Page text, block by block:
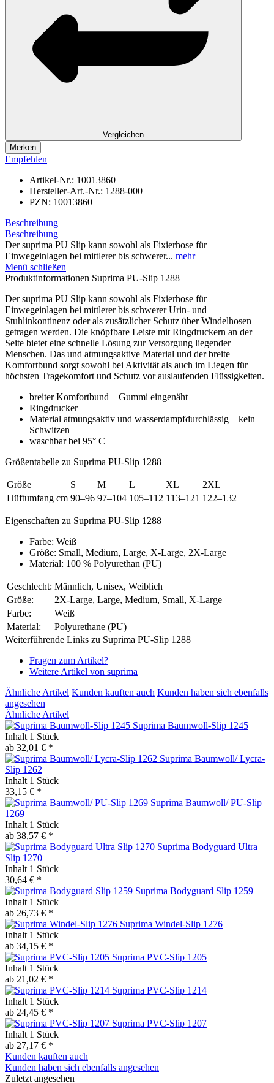
Vergleichen
Merken
Empfehlen
Artikel-Nr.: 10013860
Hersteller-Art.-Nr.: 1288-000
PZN: 10013860
Beschreibung
Beschreibung
Der suprima PU Slip kann sowohl als Fixierhose für
Einwegeinlagen bei mittlerer bis schwerer... mehr
Menü schließen
Produktinformationen Suprima PU-Slip 1288
Der suprima PU Slip kann sowohl als Fixierhose für
Einwegeinlagen bei mittlerer bis schwerer Urin- und
Stuhlinkontinenz oder als zusätzlicher Schutz über Windelhosen
getragen werden. Die knöpfbare Leiste mit Ringdruckern an der
Seite bietet eine schnelle Lösung zur Versorgung liegender
Menschen. Das und atmungsaktive Material und der breite
Komfortbund sorgt sowohl bei Aktivität als auch im Liegen für
höchsten Tragekomfort und Schutz vor auslaufenden Flüssigkeiten.
breiter Komfortbund – Gummi eingenäht
Ringdrucker
Material atmungsaktiv und wasserdampfdurchlässig – kein
Schwitzen
waschbar bei 95° C
Größentabelle zu Suprima PU-Slip 1288
Größe S M L XL
2XL
Hüftumfang cm 90–96 97–104 105–112 113–121 122–132
Eigenschaften zu Suprima PU-Slip 1288
Farbe: Weiß
Größe: Small, Medium, Large, X-Large, 2X-Large
Material: 100 % Polyurethan (PU)
Geschlecht: Männlich, Unisex, Weiblich
Größe:
2X-Large, Large, Medium, Small, X-Large
Farbe:
Weiß
Material:
Polyurethane (PU)
Weiterführende Links zu Suprima PU-Slip 1288
Fragen zum Artikel?
Weitere Artikel von suprima
Ähnliche Artikel Kunden kauften auch Kunden haben sich ebenfalls
angesehen
Ähnliche Artikel
Suprima Baumwoll-Slip 1245
Inhalt 1 Stück
ab 32,01 € *
Suprima Baumwoll/ Lycra-
Slip 1262
Inhalt 1 Stück
33,15 € *
Suprima Baumwoll/ PU-Slip
1269
Inhalt 1 Stück
ab 38,57 € *
Suprima Bodyguard Ultra
Slip 1270
Inhalt 1 Stück
30,64 € *
Suprima Bodyguard Slip 1259
Inhalt 1 Stück
ab 26,73 € *
Suprima Windel-Slip 1276
Inhalt 1 Stück
ab 34,15 € *
Suprima PVC-Slip 1205
Inhalt 1 Stück
ab 21,02 € *
Suprima PVC-Slip 1214
Inhalt 1 Stück
ab 24,45 € *
Suprima PVC-Slip 1207
Inhalt 1 Stück
ab 27,17 € *
Kunden kauften auch
Kunden haben sich ebenfalls angesehen
Zuletzt angesehen